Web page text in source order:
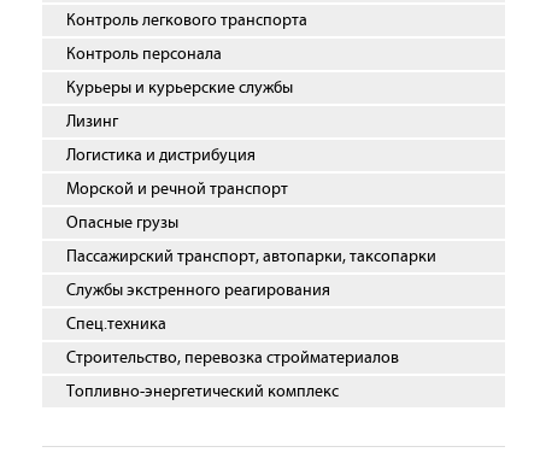
Контроль легкового транспорта
Контроль персонала
Курьеры и курьерские службы
Лизинг
Логистика и дистрибуция
Морской и речной транспорт
Опасные грузы
Пассажирский транспорт, автопарки, таксопарки
Службы экстренного реагирования
Спец.техника
Строительство, перевозка стройматериалов
Топливно-энергетический комплекс